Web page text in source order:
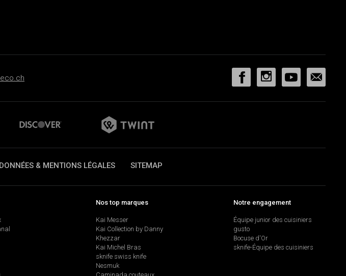
& MENTIONS LÉGALES SITEMAP
Nos top marques
Kai Messer
Kai Collection by Danny
Khezzar
Kai Michel Bras
sknife swiss knife
Nesmuk
Notre engagement
Équipe junior des cuisiniers
gusto
Bocuse d'Or
sknife-Équipe des cuisiniers